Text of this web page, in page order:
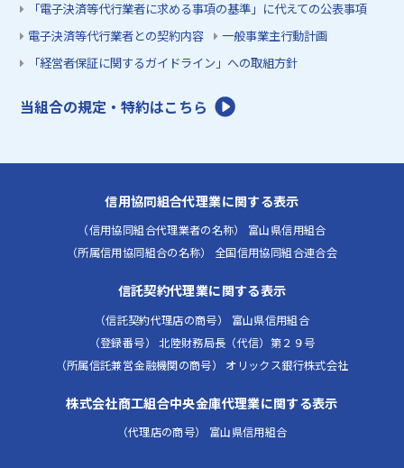
「電子決済等代行業者に求める事項の基準」に代えての公表事項
電子決済等代行業者との契約内容
一般事業主行動計画
「経営者保証に関するガイドライン」への取組方針
当組合の規定・特約はこちら
信用協同組合代理業に関する表示
（信用協同組合代理業者の名称） 富山県信用組合
（所属信用協同組合の名称） 全国信用協同組合連合会
信託契約代理業に関する表示
（信託契約代理店の商号） 富山県信用組合
（登録番号） 北陸財務局長（代信）第２９号
（所属信託兼営金融機関の商号） オリックス銀行株式会社
株式会社商工組合中央金庫代理業に関する表示
（代理店の商号） 富山県信用組合